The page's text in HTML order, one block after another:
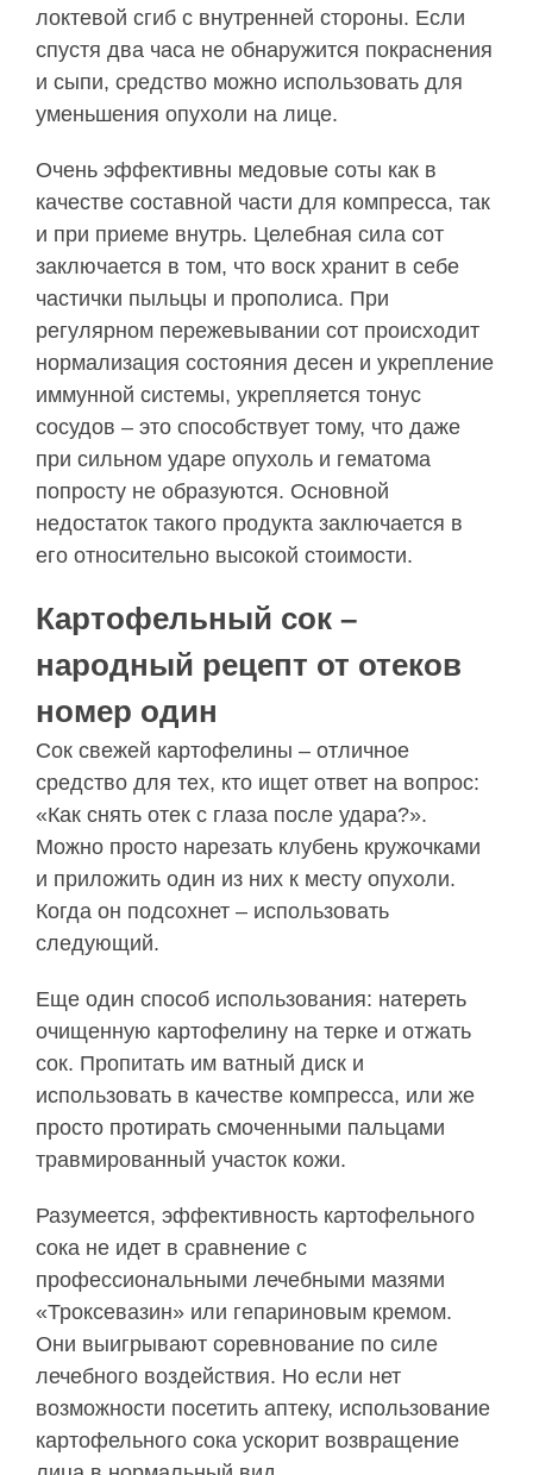
локтевой сгиб с внутренней стороны. Если
спустя два часа не обнаружится покраснения
и сыпи, средство можно использовать для
уменьшения опухоли на лице.
Очень эффективны медовые соты как в
качестве составной части для компресса, так
и при приеме внутрь. Целебная сила сот
заключается в том, что воск хранит в себе
частички пыльцы и прополиса. При
регулярном пережевывании сот происходит
нормализация состояния десен и укрепление
иммунной системы, укрепляется тонус
сосудов – это способствует тому, что даже
при сильном ударе опухоль и гематома
попросту не образуются. Основной
недостаток такого продукта заключается в
его относительно высокой стоимости.
Картофельный сок –
народный рецепт от отеков
номер один
Сок свежей картофелины – отличное
средство для тех, кто ищет ответ на вопрос:
«Как снять отек с глаза после удара?».
Можно просто нарезать клубень кружочками
и приложить один из них к месту опухоли.
Когда он подсохнет – использовать
следующий.
Еще один способ использования: натереть
очищенную картофелину на терке и отжать
сок. Пропитать им ватный диск и
использовать в качестве компресса, или же
просто протирать смоченными пальцами
травмированный участок кожи.
Разумеется, эффективность картофельного
сока не идет в сравнение с
профессиональными лечебными мазями
«Троксевазин» или гепариновым кремом.
Они выигрывают соревнование по силе
лечебного воздействия. Но если нет
возможности посетить аптеку, использование
картофельного сока ускорит возвращение